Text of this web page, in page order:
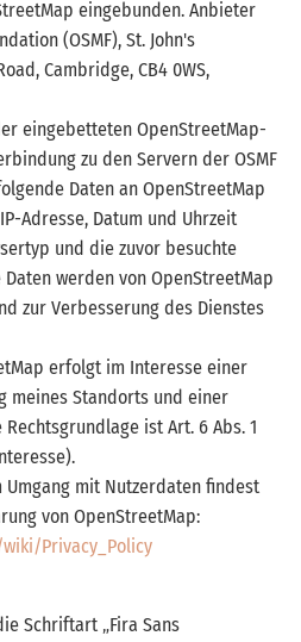
eingebunden. Anbieter
(OSMF), St. John's
Cambridge, CB4 0WS,
eingebetteten OpenStreetMap-
zu den Servern der OSMF
Daten an OpenStreetMap
Adresse, Datum und Uhrzeit
und die zuvor besuchte
werden von OpenStreetMap
zur Verbesserung des Dienstes
erfolgt im Interesse einer
meines Standorts und einer
ist Art. 6 Abs. 1
mit Nutzerdaten findest
von OpenStreetMap:
Privacy_Policy
Schriftart „Fira Sans